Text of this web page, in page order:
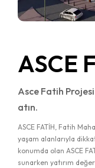
ASCE
Asce Fatih
atın.
ASCE FATİH, Fatih
yaşam alanlarıyla
konumda olan ASCE
sunarken yatırım